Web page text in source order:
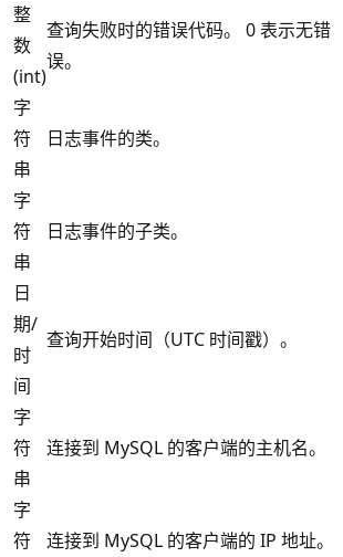
整
数
(int)
查询失败时的错误代码。 0 表示无错
误。
字
符
串
日志事件的类。
字
符
串
日志事件的子类。
日
期/
时
间
查询开始时间（UTC 时间戳）。
字
符
串
连接到 MySQL 的客户端的主机名。
字
符
连接到 MySQL 的客户端的 IP 地址。